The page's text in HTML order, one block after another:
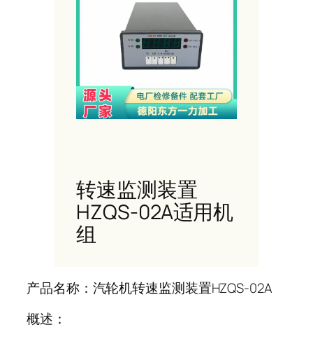
转速监测装置
HZQS-02A适用机
组
产品名称：汽轮机转速监测装置HZQS-02A
概述：